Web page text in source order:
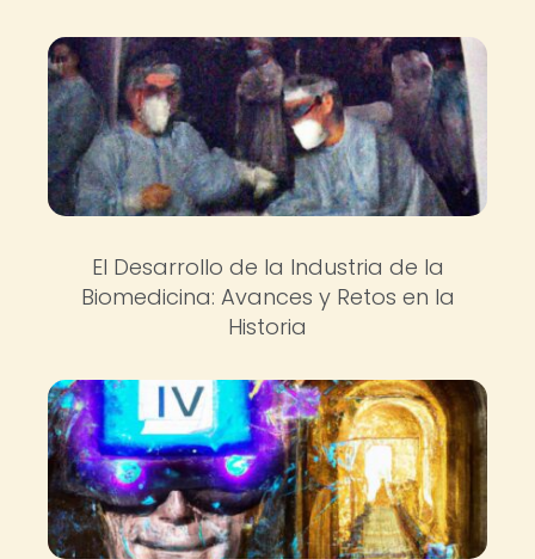
El Desarrollo de la Industria de la
Biomedicina: Avances y Retos en la
Historia